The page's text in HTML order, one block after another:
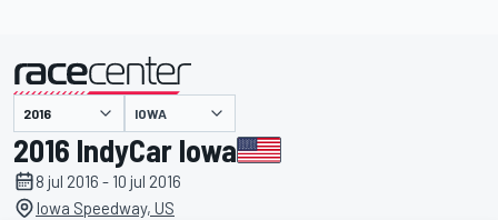
presentado por IOWA
2016 IndyCar Iowa
8 jul 2016 - 10 jul 2016
Iowa Speedway, US